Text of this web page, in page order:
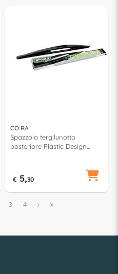
CO RA
Spazzola tergilunotto
posteriore Plastic Design
€ 5,30
3 4  